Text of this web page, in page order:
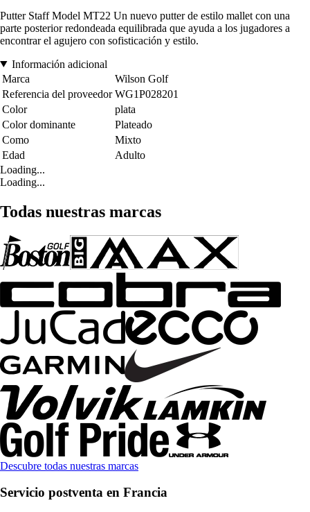
Putter Staff Model MT22 Un nuevo putter de estilo mallet con una
parte posterior redondeada equilibrada que ayuda a los jugadores a
encontrar el agujero con sofisticación y estilo.
Información adicional
Marca
Wilson Golf
Referencia del proveedor WG1P028201
Color
plata
Color dominante
Plateado
Como
Mixto
Edad
Adulto
Loading...
Loading...
Todas nuestras marcas
Descubre todas nuestras marcas
Servicio postventa en Francia